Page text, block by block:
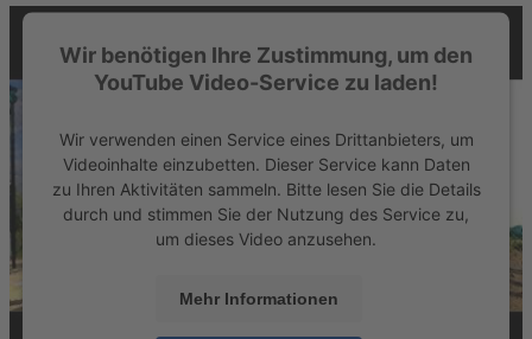
Wir benötigen Ihre Zustimmung, um den
YouTube Video-Service zu laden!
Wir verwenden einen Service eines Drittanbieters, um
Videoinhalte einzubetten. Dieser Service kann Daten
zu Ihren Aktivitäten sammeln. Bitte lesen Sie die Details
durch und stimmen Sie der Nutzung des Service zu,
um dieses Video anzusehen.
Mehr Informationen